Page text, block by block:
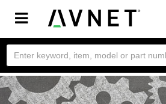
Toggle
navigation